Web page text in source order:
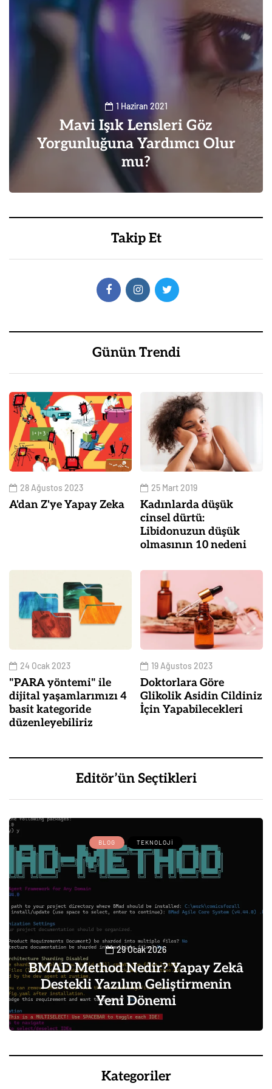
1 Haziran 2021
Mavi Işık Lensleri Göz
Yorgunluğuna Yardımcı Olur
mu?
0
Takip Et
Günün Trendi
28 Ağustos 2023
A'dan Z'ye Yapay Zeka
25 Mart 2019
Kadınlarda düşük
cinsel dürtü:
Libidonuzun düşük
olmasının 10 nedeni
24 Ocak 2023
"PARA yöntemi" ile
dijital yaşamlarımızı 4
basit kategoride
düzenleyebiliriz
19 Ağustos 2023
Doktorlara Göre
Glikolik Asidin Cildiniz
İçin Yapabilecekleri
Editör’ün Seçtikleri
BLOG TEKNOLOJI
29 Ocak 2026
BMAD Method Nedir? Yapay Zekâ
Destekli Yazılım Geliştirmenin
Yeni Dönemi
0
Kategoriler